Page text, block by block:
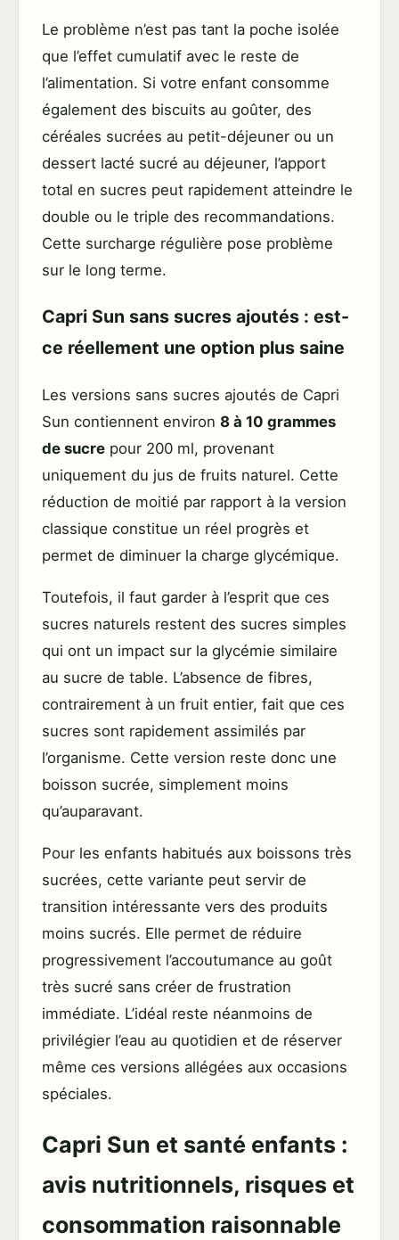
Le problème n’est pas tant la poche isolée
que l’effet cumulatif avec le reste de
l’alimentation. Si votre enfant consomme
également des biscuits au goûter, des
céréales sucrées au petit-déjeuner ou un
dessert lacté sucré au déjeuner, l’apport
total en sucres peut rapidement atteindre le
double ou le triple des recommandations.
Cette surcharge régulière pose problème
sur le long terme.
Capri Sun sans sucres ajoutés : est-
ce réellement une option plus saine
Les versions sans sucres ajoutés de Capri
Sun contiennent environ 8 à 10 grammes
de sucre pour 200 ml, provenant
uniquement du jus de fruits naturel. Cette
réduction de moitié par rapport à la version
classique constitue un réel progrès et
permet de diminuer la charge glycémique.
Toutefois, il faut garder à l’esprit que ces
sucres naturels restent des sucres simples
qui ont un impact sur la glycémie similaire
au sucre de table. L’absence de fibres,
contrairement à un fruit entier, fait que ces
sucres sont rapidement assimilés par
l’organisme. Cette version reste donc une
boisson sucrée, simplement moins
qu’auparavant.
Pour les enfants habitués aux boissons très
sucrées, cette variante peut servir de
transition intéressante vers des produits
moins sucrés. Elle permet de réduire
progressivement l’accoutumance au goût
très sucré sans créer de frustration
immédiate. L’idéal reste néanmoins de
privilégier l’eau au quotidien et de réserver
même ces versions allégées aux occasions
spéciales.
Capri Sun et santé enfants :
avis nutritionnels, risques et
consommation raisonnable